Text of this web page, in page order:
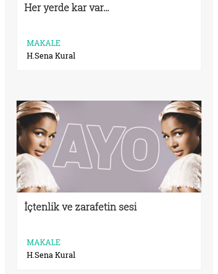
Her yerde kar var…
MAKALE
H.Sena Kural
İçtenlik ve zarafetin sesi
MAKALE
H.Sena Kural